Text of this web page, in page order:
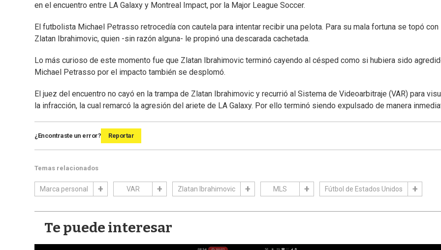
en el encuentro entre LA Galaxy y Montreal Impact, por la Major League Soccer.
El futbolista Michael Petrasso retrocedía con cautela para intentar recibir una pelota. Para su mala fortuna se topó con
Zlatan Ibrahimovic, quien -sin razón alguna- le propinó una descarada cachetada.
Lo más curioso de este momento fue que Zlatan Ibrahimovic terminó cayendo al césped como si hubiera sido
Michael Petrasso por el impacto también se desplomó.
El juez del encuentro no cayó en la trampa de Zlatan Ibrahimovic y recurrió al Sistema de Videoarbitraje (VAR) para
la infracción, la cual remarcó la agresión del ariete de LA Galaxy. Por ello terminó siendo expulsado de manera
¿Encontraste un error? Reportar
Temas relacionados
Marca personal VAR Zlatan Ibrahimovic MLS Fútbol de Estados Unidos
Te puede interesar